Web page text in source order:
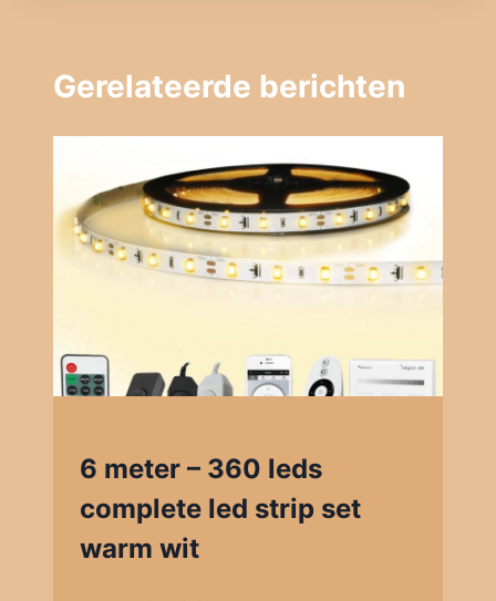
Gerelateerde berichten
6 meter – 360 leds
complete led strip set
warm wit